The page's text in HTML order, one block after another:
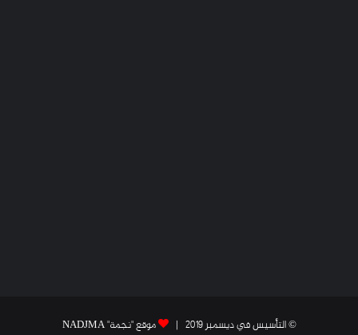
© التأسيس في ديسمبر 2019 | موقع "نجمة" NADJMA